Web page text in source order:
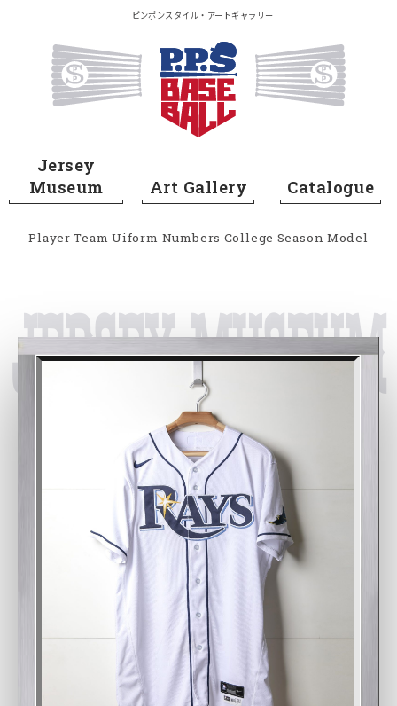
メイン コンテンツにスキップピンポンスタイル・アートギャラリー
Jersey
Museum
Art Gallery Catalogue
Player Team Uiform Numbers College Season Model
Jersey Museum